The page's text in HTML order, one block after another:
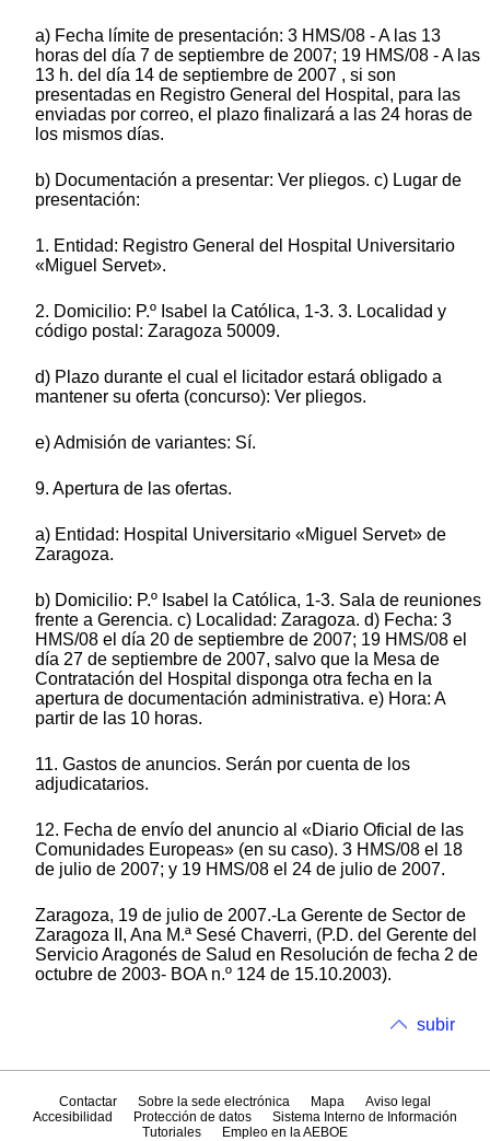
a) Fecha límite de presentación: 3 HMS/08 - A las 13
horas del día 7 de septiembre de 2007; 19 HMS/08 - A las
13 h. del día 14 de septiembre de 2007 , si son
presentadas en Registro General del Hospital, para las
enviadas por correo, el plazo finalizará a las 24 horas de
los mismos días.
b) Documentación a presentar: Ver pliegos. c) Lugar de
presentación:
1. Entidad: Registro General del Hospital Universitario
«Miguel Servet».
2. Domicilio: P.º Isabel la Católica, 1-3. 3. Localidad y
código postal: Zaragoza 50009.
d) Plazo durante el cual el licitador estará obligado a
mantener su oferta (concurso): Ver pliegos.
e) Admisión de variantes: Sí.
9. Apertura de las ofertas.
a) Entidad: Hospital Universitario «Miguel Servet» de
Zaragoza.
b) Domicilio: P.º Isabel la Católica, 1-3. Sala de reuniones
frente a Gerencia. c) Localidad: Zaragoza. d) Fecha: 3
HMS/08 el día 20 de septiembre de 2007; 19 HMS/08 el
día 27 de septiembre de 2007, salvo que la Mesa de
Contratación del Hospital disponga otra fecha en la
apertura de documentación administrativa. e) Hora: A
partir de las 10 horas.
11. Gastos de anuncios. Serán por cuenta de los
adjudicatarios.
12. Fecha de envío del anuncio al «Diario Oficial de las
Comunidades Europeas» (en su caso). 3 HMS/08 el 18
de julio de 2007; y 19 HMS/08 el 24 de julio de 2007.
Zaragoza, 19 de julio de 2007.-La Gerente de Sector de
Zaragoza II, Ana M.ª Sesé Chaverri, (P.D. del Gerente del
Servicio Aragonés de Salud en Resolución de fecha 2 de
octubre de 2003- BOA n.º 124 de 15.10.2003).
subir
Contactar Sobre la sede electrónica Mapa
Aviso legal
Accesibilidad
Protección de datos
Sistema Interno de Información
Tutoriales
Empleo en la AEBOE